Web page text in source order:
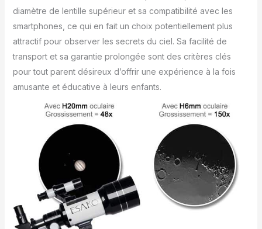
diamètre de lentille supérieur et sa compatibilité avec les
smartphones, ce qui en fait un choix potentiellement plus
attractif pour observer les secrets du ciel. Sa facilité de
transport et sa garantie prolongée sont des critères clés
pour tout parent désireux d’offrir une expérience à la fois
amusante et éducative à leurs enfants.